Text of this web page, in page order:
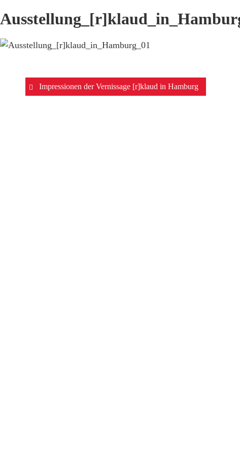
Beitrags-
NavigationImpressionen der Vernissage [r]klaud in Hamburg